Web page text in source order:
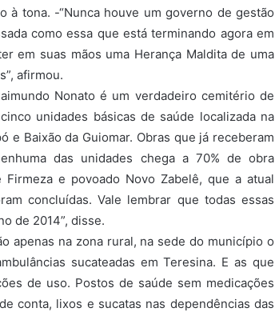
à tona. -“Nunca houve um governo de gestão
como essa que está terminando agora em
em suas mãos uma Herança Maldita de uma
afirmou.
Nonato é um verdadeiro cemitério de
unidades básicas de saúde localizada na
e Baixão da Guiomar. Obras que já receberam
das unidades chega a 70% de obra
e povoado Novo Zabelê, que a atual
concluídas. Vale lembrar que todas essas
de 2014”, disse.
apenas na zona rural, na sede do município o
sucateadas em Teresina. E as que
de uso. Postos de saúde sem medicações
conta, lixos e sucatas nas dependências das